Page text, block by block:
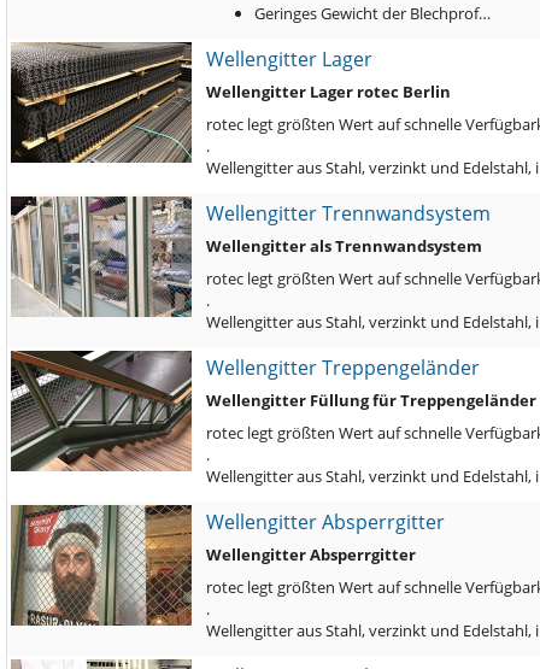
Geringes Gewicht der Blechprof…
Wellengitter Lager
Wellengitter Lager rotec Berlin
rotec legt größten Wert auf schnelle
.
Wellengitter aus Stahl, verzinkt und
Wellengitter Trennwandsystem
Wellengitter als Trennwandsystem
rotec legt größten Wert auf schnelle
.
Wellengitter aus Stahl, verzinkt und
Wellengitter Treppengeländer
Wellengitter Füllung für Treppengeländer
rotec legt größten Wert auf schnelle
.
Wellengitter aus Stahl, verzinkt und
Wellengitter Absperrgitter
Wellengitter Absperrgitter
rotec legt größten Wert auf schnelle
.
Wellengitter aus Stahl, verzinkt und